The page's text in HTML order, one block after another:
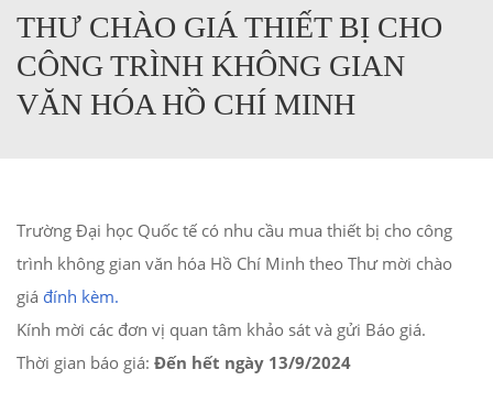
THƯ CHÀO GIÁ THIẾT BỊ CHO
CÔNG TRÌNH KHÔNG GIAN
VĂN HÓA HỒ CHÍ MINH
Trường Đại học Quốc tế có nhu cầu mua thiết bị cho công
trình không gian văn hóa Hồ Chí Minh theo Thư mời chào
giá đính kèm.
Kính mời các đơn vị quan tâm khảo sát và gửi Báo giá.
Thời gian báo giá: Đến hết ngày 13/9/2024